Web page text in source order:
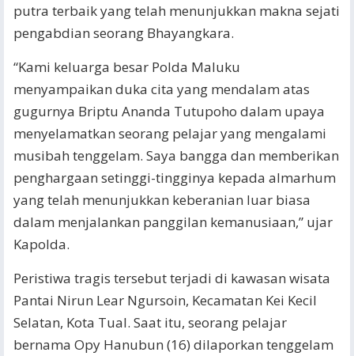
putra terbaik yang telah menunjukkan makna sejati
pengabdian seorang Bhayangkara.
“Kami keluarga besar Polda Maluku
menyampaikan duka cita yang mendalam atas
gugurnya Briptu Ananda Tutupoho dalam upaya
menyelamatkan seorang pelajar yang mengalami
musibah tenggelam. Saya bangga dan memberikan
penghargaan setinggi-tingginya kepada almarhum
yang telah menunjukkan keberanian luar biasa
dalam menjalankan panggilan kemanusiaan,” ujar
Kapolda.
Peristiwa tragis tersebut terjadi di kawasan wisata
Pantai Nirun Lear Ngursoin, Kecamatan Kei Kecil
Selatan, Kota Tual. Saat itu, seorang pelajar
bernama Opy Hanubun (16) dilaporkan tenggelam